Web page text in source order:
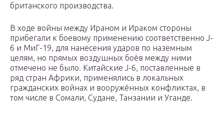
британского производства.
В ходе войны между Ираном и Ираком стороны
прибегали к боевому применению соответственно J-
6 и МиГ-19, для нанесения ударов по наземным
целям, но прямых воздушных боёв между ними
отмечено не было. Китайские J-6, поставленные в
ряд стран Африки, применялись в локальных
гражданских войнах и вооружённых конфликтах, в
том числе в Сомали, Судане, Танзании и Уганде.